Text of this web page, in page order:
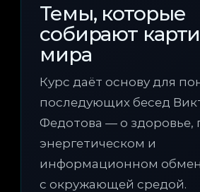
Темы, которые
собирают
мира
Курс даёт основу для
последующих бесед
Федотова — о здоровье,
энергетическом и
информационном
с окружающей средой.